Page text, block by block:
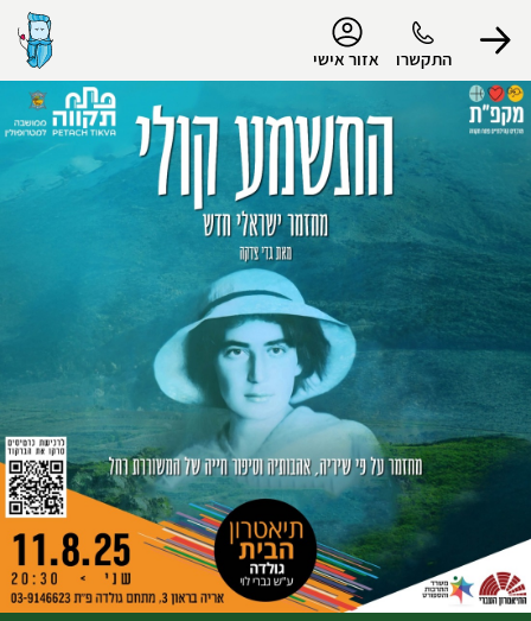
התקשרו אזור אישי
הפרופיל שלי
התנתק